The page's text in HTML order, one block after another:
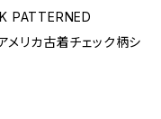
PATTERNED
リカ古着チェック柄シ